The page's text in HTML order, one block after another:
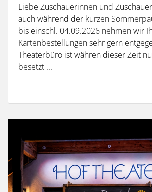
Liebe Zuschauerinnen und
auch während der kurzen
bis einschl. 04.09.2026 nehmen wir
Kartenbestellungen sehr gern
Theaterbüro ist währen dieser Zeit
besetzt ...